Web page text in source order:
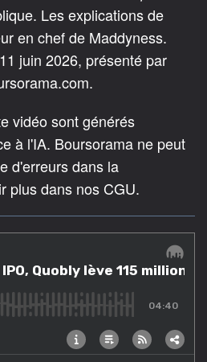
Les explications de
en chef de Maddyness.
juin 2026, présenté par
vidéo sont générés
à l'IA. Boursorama ne peut
d'erreurs dans la
plus dans nos CGU.